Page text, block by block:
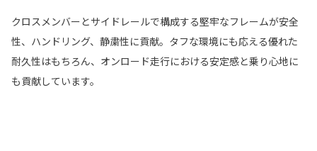
クロスメンバーとサイドレールで構成する堅牢なフレームが安全
性、ハンドリング、静粛性に貢献。タフな環境にも応える優れた
耐久性はもちろん、オンロード走行における安定感と乗り心地に
も貢献しています。